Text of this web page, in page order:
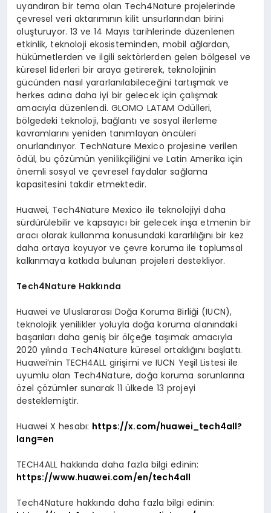
uyandıran bir tema olan Tech4Nature projelerinde
çevresel veri aktarımının kilit unsurlarından birini
oluşturuyor. 13 ve 14 Mayıs tarihlerinde düzenlenen
etkinlik, teknoloji ekosisteminden, mobil ağlardan,
hükümetlerden ve ilgili sektörlerden gelen bölgesel ve
küresel liderleri bir araya getirerek, teknolojinin
gücünden nasıl yararlanılabileceğini tartışmak ve
herkes adına daha iyi bir gelecek için çalışmak
amacıyla düzenlendi. GLOMO LATAM Ödülleri,
bölgedeki teknoloji, bağlantı ve sosyal ilerleme
kavramlarını yeniden tanımlayan öncüleri
onurlandırıyor. TechNature Mexico projesine verilen
ödül, bu çözümün yenilikçiliğini ve Latin Amerika için
önemli sosyal ve çevresel faydalar sağlama
kapasitesini takdir etmektedir.
Huawei, Tech4Nature Mexico ile teknolojiyi daha
sürdürülebilir ve kapsayıcı bir gelecek inşa etmenin bir
aracı olarak kullanma konusundaki kararlılığını bir kez
daha ortaya koyuyor ve çevre koruma ile toplumsal
kalkınmaya katkıda bulunan projeleri destekliyor.
Tech4Nature Hakkında
Huawei ve Uluslararası Doğa Koruma Birliği (IUCN),
teknolojik yenilikler yoluyla doğa koruma alanındaki
başarıları daha geniş bir ölçeğe taşımak amacıyla
2020 yılında Tech4Nature küresel ortaklığını başlattı.
Huawei’nin TECH4ALL girişimi ve IUCN Yeşil Listesi ile
uyumlu olan Tech4Nature, doğa koruma sorunlarına
özel çözümler sunarak 11 ülkede 13 projeyi
desteklemiştir.
Huawei X hesabı: https://x.com/huawei_tech4all?
lang=en
TECH4ALL hakkında daha fazla bilgi edinin:
https://www.huawei.com/en/tech4all
Tech4Nature hakkında daha fazla bilgi edinin: